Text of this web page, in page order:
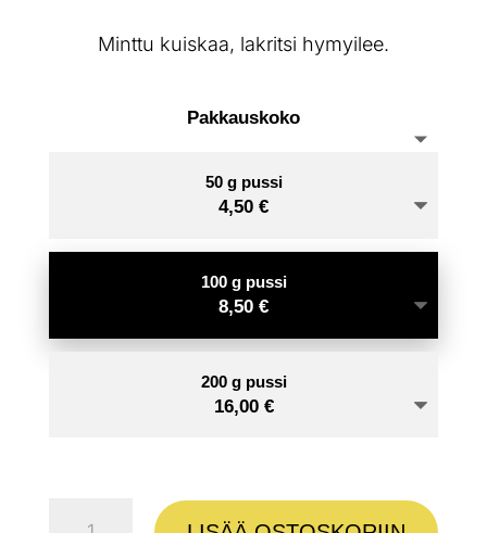
Minttu kuiskaa, lakritsi hymyilee.
Pakkauskoko
50 g pussi
4,50 €
100 g pussi
8,50 €
200 g pussi
16,00 €